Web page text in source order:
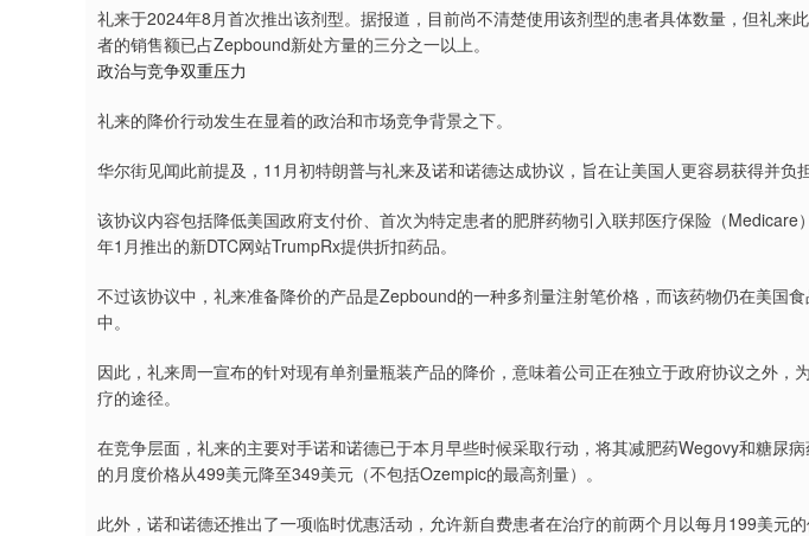
礼来于2024年8月首次推出该剂型。据报道，目前尚不清楚使用该剂型的患者具体数量，但礼来
者的销售额已占Zepbound新处方量的三分之一以上。
政治与竞争双重压力
礼来的降价行动发生在显着的政治和市场竞争背景之下。
华尔街见闻此前提及，11月初特朗普与礼来及诺和诺德达成协议，旨在让美国人更容易获得并负
该协议内容包括降低美国政府支付价、首次为特定患者的肥胖药物引入联邦医疗保险（Medicare
年1月推出的新DTC网站TrumpRx提供折扣药品。
不过该协议中，礼来准备降价的产品是Zepbound的一种多剂量注射笔价格，而该药物仍在美国
中。
因此，礼来周一宣布的针对现有单剂量瓶装产品的降价，意味着公司正在独立于政府协议之外，
疗的途径。
在竞争层面，礼来的主要对手诺和诺德已于本月早些时候采取行动，将其减肥药Wegovy和糖尿
的月度价格从499美元降至349美元（不包括Ozempic的最高剂量）。
此外，诺和诺德还推出了一项临时优惠活动，允许新自费患者在治疗的前两个月以每月199美元